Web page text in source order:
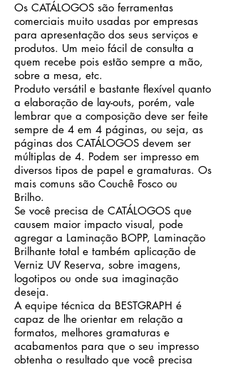
Os CATÁLOGOS são ferramentas
comerciais muito usadas por empresas
para apresentação dos seus serviços e
produtos. Um meio fácil de consulta a
quem recebe pois estão sempre a mão,
sobre a mesa, etc.
Produto versátil e bastante flexível quanto
a elaboração de lay-outs, porém, vale
lembrar que a composição deve ser feite
sempre de 4 em 4 páginas, ou seja, as
páginas dos CATÁLOGOS devem ser
múltiplas de 4. Podem ser impresso em
diversos tipos de papel e gramaturas. Os
mais comuns são Couchê Fosco ou
Brilho.
Se você precisa de CATÁLOGOS que
causem maior impacto visual, pode
agregar a Laminação BOPP, Laminação
Brilhante total e também aplicação de
Verniz UV Reserva, sobre imagens,
logotipos ou onde sua imaginação
deseja.
A equipe técnica da BESTGRAPH é
capaz de lhe orientar em relação a
formatos, melhores gramaturas e
acabamentos para que o seu impresso
obtenha o resultado que você precisa